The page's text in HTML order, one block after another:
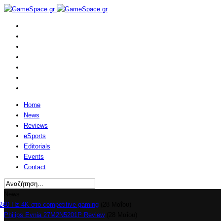
Home
News
Reviews
eSports
Editorials
Events
Contact
competitive gaming (28 Μαΐου)
Philips Evnia 27M2N5201P Review